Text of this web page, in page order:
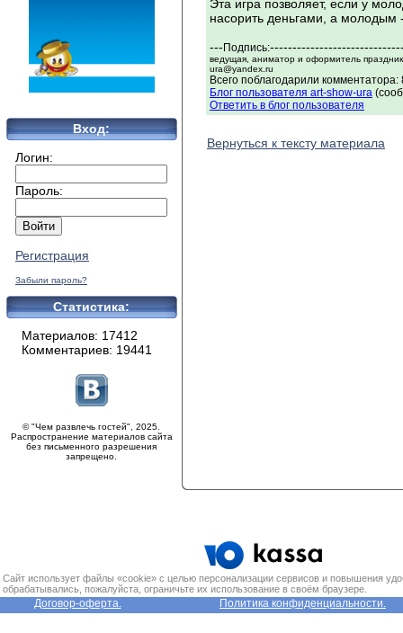
Вход:
Логин:
Пароль:
Регистрация
Забыли пароль?
Статистика:
Материалов: 17412
Комментариев: 19441
© "Чем развлечь гостей", 2025.
Распространение материалов сайта
без письменного разрешения
запрещено.
Эта игра позволяет, если у
насорить деньгами, а молодым
--- Подпись:
ведущая, аниматор и оформитель
ura@yandex.ru
Всего поблагодарили
Блог пользователя art-show-ura
Ответить в блог пользователя
Вернуться к тексту материала
Сайт использует файлы «cookie» с целью персонализации сервисов и повышения
обрабатывались, пожалуйста, ограничьте их использование в своём браузере.
Договор-оферта. Политика конфиденциальности.